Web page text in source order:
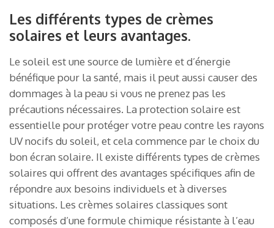
Les différents types de crèmes
solaires et leurs avantages.
Le soleil est une source de lumière et d’énergie
bénéfique pour la santé, mais il peut aussi causer des
dommages à la peau si vous ne prenez pas les
précautions nécessaires. La protection solaire est
essentielle pour protéger votre peau contre les rayons
UV nocifs du soleil, et cela commence par le choix du
bon écran solaire. Il existe différents types de crèmes
solaires qui offrent des avantages spécifiques afin de
répondre aux besoins individuels et à diverses
situations. Les crèmes solaires classiques sont
composés d’une formule chimique résistante à l’eau